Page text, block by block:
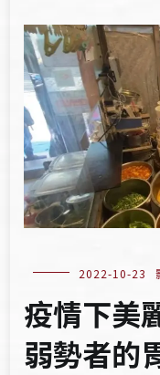
2022-10-23
疫情下美
弱勢者的